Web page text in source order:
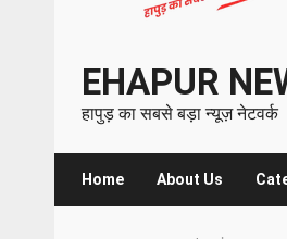
EHAPUR
हापुड़ का सबसे बड़ा न्यूज़ नेटवर्क
Home About Us